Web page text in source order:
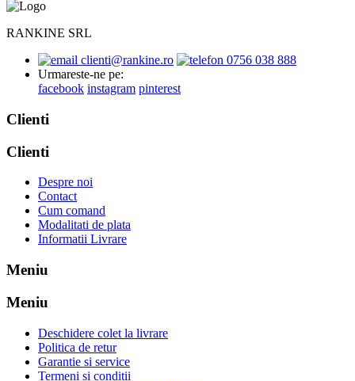
RANKINE SRL
clienti@rankine.ro
0756 038 888
Urmareste-ne pe:
facebook instagram pinterest
Clienti
Clienti
Despre noi
Contact
Cum comand
Modalitati de plata
Informatii Livrare
Meniu
Meniu
Deschidere colet la livrare
Politica de retur
Garantie si service
Termeni si conditii